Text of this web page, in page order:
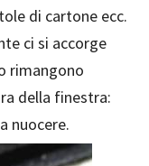
di cartone ecc.
ci si accorge
rimangono
della finestra:
nuocere.